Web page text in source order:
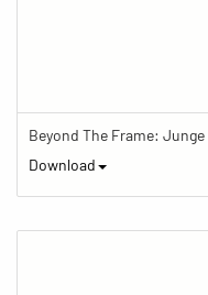
Download